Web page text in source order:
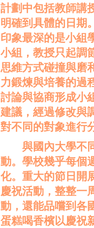
計劃中包括教師講
明確到具體的日期
印象最深的是小組
小組，教授只起調
思維方式碰撞與磨
力鍛煉與培養的過
討論與協商形成小
建議，經過修改與
對不同的對象進行
與國內大學不同
動。學校幾乎每個
化。重大的節日開
慶祝活動，整整一
動，還能品嚐到各
蛋糕喝香檳以慶祝